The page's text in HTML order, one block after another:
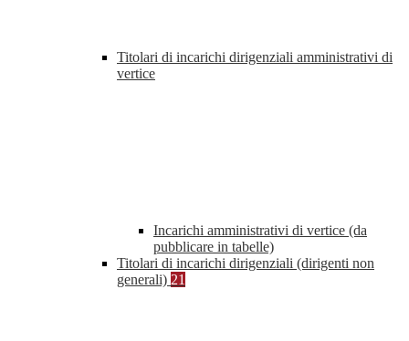
Titolari di incarichi dirigenziali amministrativi di
vertice
Incarichi amministrativi di vertice (da
pubblicare in tabelle)
Titolari di incarichi dirigenziali (dirigenti non
generali) 21